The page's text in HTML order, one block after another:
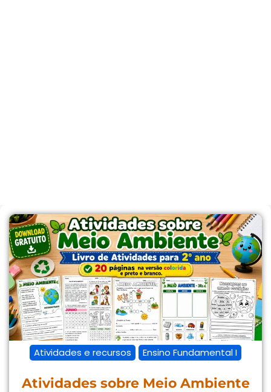
Atividades e recursos Ensino Fundamental I
Atividades sobre Meio Ambiente